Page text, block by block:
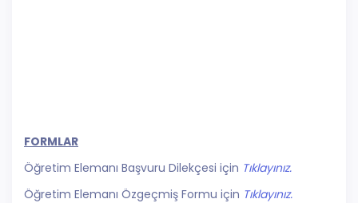
FORMLAR
Öğretim Elemanı Başvuru Dilekçesi için Tıklayınız.
Öğretim Elemanı Özgeçmiş Formu için Tıklayınız.